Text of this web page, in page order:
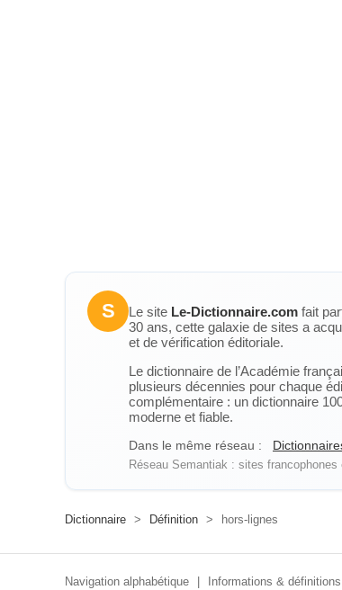
S Le site Le-Dictionnaire.com fait
30 ans, cette galaxie de sites a
et de vérification éditoriale.
Le dictionnaire de l’Académie
plusieurs décennies pour chaque
complémentaire : un dictionnaire
moderne et fiable.
Dans le même réseau :
Réseau Semantiak : sites
Dictionnaire > Définition > hors-lignes
Navigation alphabétique Informations & définitions